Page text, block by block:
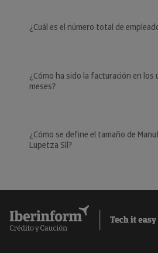
¿Cuál es el número total de
¿Cómo ha sido la facturación en los
meses?
¿Cómo se define el tamaño de
Lupetza Sll?